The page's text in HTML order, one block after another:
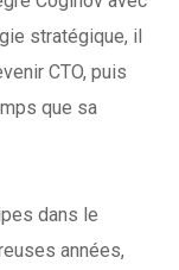
stratégique, il
CTO, puis
que sa
dans le
années,